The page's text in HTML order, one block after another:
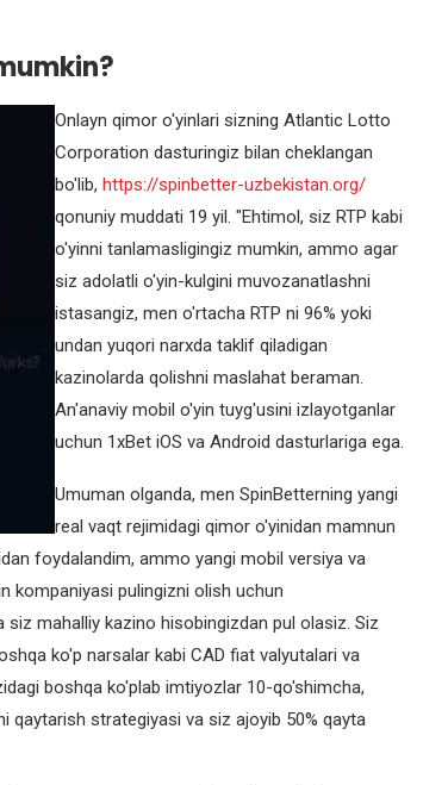
Onlayn qimor o'yinlari sizning Atlantic Lotto
Corporation dasturingiz bilan cheklangan
bo'lib, https://spinbetter-uzbekistan.org/
qonuniy muddati 19 yil. "Ehtimol, siz RTP kabi
o'yinni tanlamasligingiz mumkin, ammo agar
siz adolatli o'yin-kulgini muvozanatlashni
istasangiz, men o'rtacha RTP ni 96% yoki
undan yuqori narxda taklif qiladigan
kazinolarda qolishni maslahat beraman.
An'anaviy mobil o'yin tuyg'usini izlayotganlar
uchun 1xBet iOS va Android dasturlariga ega.
Umuman olganda, men SpinBetterning yangi
real vaqt rejimidagi qimor o'yinidan mamnun
foydalandim, ammo yangi mobil versiya va
kompaniyasi pulingizni olish uchun
mahalliy kazino hisobingizdan pul olasiz. Siz
ko'p narsalar kabi CAD fiat valyutalari va
boshqa ko'plab imtiyozlar 10-qo'shimcha,
qaytarish strategiyasi va siz ajoyib 50% qayta